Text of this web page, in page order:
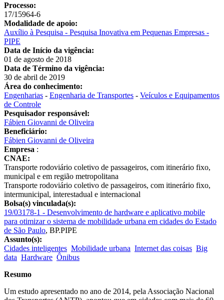
Processo:
17/15964-6
Modalidade de apoio:
Auxílio à Pesquisa - Pesquisa Inovativa em Pequenas Empresas -
PIPE
Data de Início da vigência:
01 de agosto de 2018
Data de Término da vigência:
30 de abril de 2019
Área do conhecimento:
Engenharias - Engenharia de Transportes - Veículos e Equipamentos
de Controle
Pesquisador responsável:
Fábien Giovanni de Oliveira
Beneficiário:
Fábien Giovanni de Oliveira
Empresa :
CNAE:
Transporte rodoviário coletivo de passageiros, com itinerário fixo,
municipal e em região metropolitana
Transporte rodoviário coletivo de passageiros, com itinerário fixo,
intermunicipal, interestadual e internacional
Bolsa(s) vinculada(s):
19/03178-1 - Desenvolvimento de hardware e aplicativo mobile
para otimizar o sistema de mobilidade urbana em cidades do Estado
de São Paulo, BP.PIPE
Assunto(s):
Cidades inteligentes Mobilidade urbana Internet das coisas Big
data Hardware Ônibus
Resumo
Um estudo apresentado no ano de 2014, pela Associação Nacional